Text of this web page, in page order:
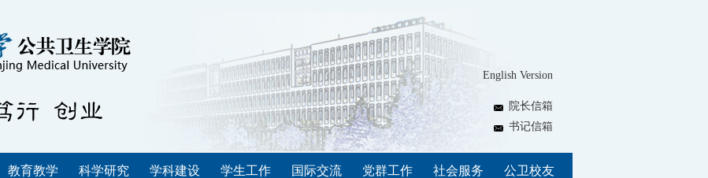
English Version
院长信箱
书记信箱
教育教学 科学研究 学科建设 学生工作 国际交流 党群工作 社会服务 公卫校友